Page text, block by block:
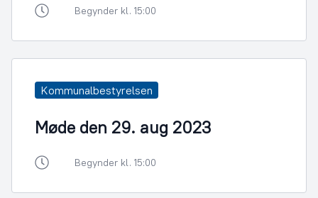
Begynder kl. 15:00
Kommunalbestyrelsen
Møde den 29. aug 2023
Begynder kl. 15:00